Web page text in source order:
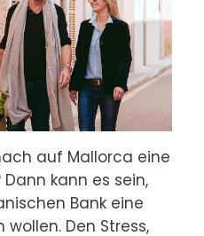
auf Mallorca eine
kann es sein,
Bank eine
Den Stress,